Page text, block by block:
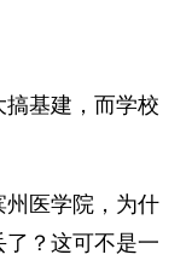
基建，而学校
医学院，为什
？这可不是一